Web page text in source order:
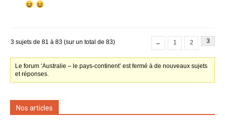
3 sujets de 81 à 83 (sur un total de 83) ← 1 2 3
Le forum ‘Australie – le pays-continent’ est fermé à de nouveaux sujets
et réponses.
Nos articles